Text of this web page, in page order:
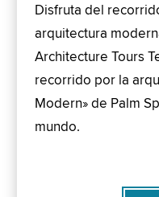
Disfruta del
arquitectura
Architecture Tours
recorrido por la
Modern» de Palm
mundo.